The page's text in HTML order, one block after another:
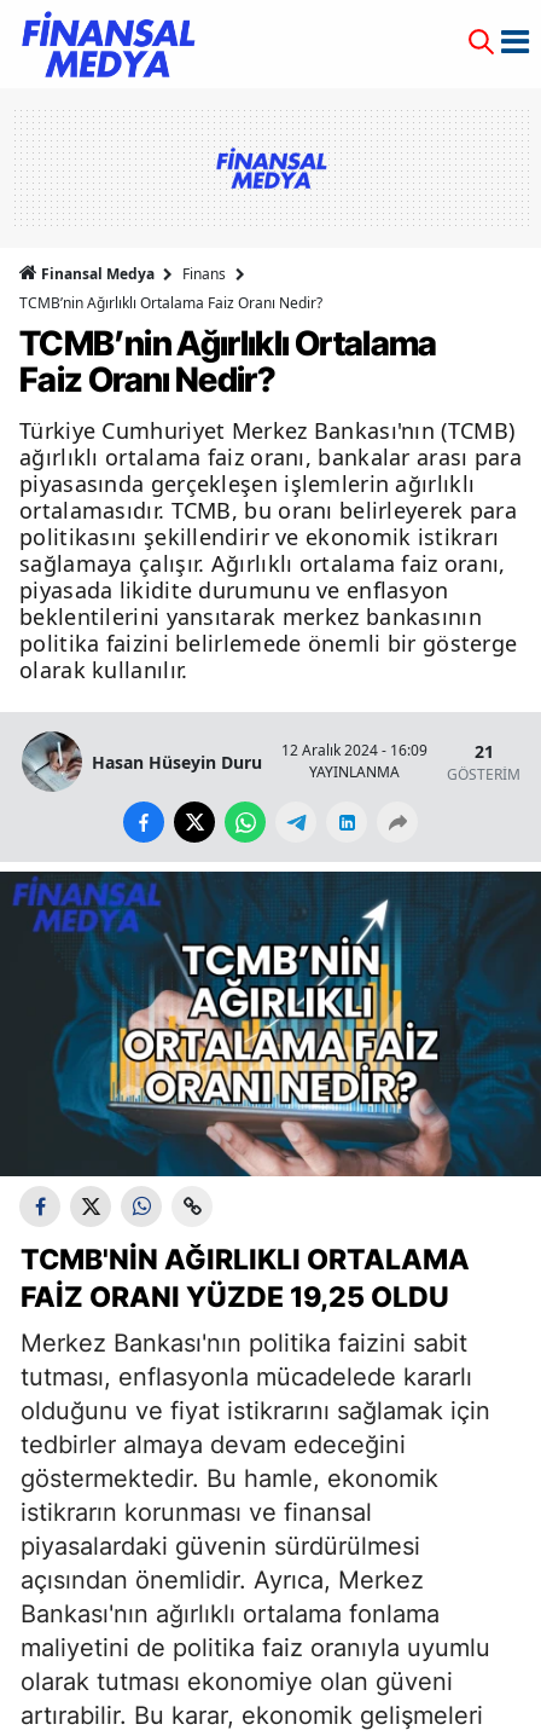
Finansal Medya
Finans
TCMB’nin Ağırlıklı Ortalama Faiz Oranı Nedir?
TCMB’nin Ağırlıklı Ortalama
Faiz Oranı Nedir?
Türkiye Cumhuriyet Merkez Bankası'nın (TCMB)
ağırlıklı ortalama faiz oranı, bankalar arası para
piyasasında gerçekleşen işlemlerin ağırlıklı
ortalamasıdır. TCMB, bu oranı belirleyerek para
politikasını şekillendirir ve ekonomik istikrarı
sağlamaya çalışır. Ağırlıklı ortalama faiz oranı,
piyasada likidite durumunu ve enflasyon
beklentilerini yansıtarak merkez bankasının
politika faizini belirlemede önemli bir gösterge
olarak kullanılır.
Hasan Hüseyin Duru
12 Aralık 2024 - 16:09
YAYINLANMA
21
GÖSTERİM
TCMB'NIN AĞIRLIKLI ORTALAMA
FAIZ ORANI YÜZDE 19,25 OLDU
Merkez Bankası'nın politika faizini sabit
tutması, enflasyonla mücadelede kararlı
olduğunu ve fiyat istikrarını sağlamak için
tedbirler almaya devam edeceğini
göstermektedir. Bu hamle, ekonomik
istikrarın korunması ve finansal
piyasalardaki güvenin sürdürülmesi
açısından önemlidir. Ayrıca, Merkez
Bankası'nın ağırlıklı ortalama fonlama
maliyetini de politika faiz oranıyla uyumlu
olarak tutması ekonomiye olan güveni
artırabilir. Bu karar, ekonomik gelişmeleri